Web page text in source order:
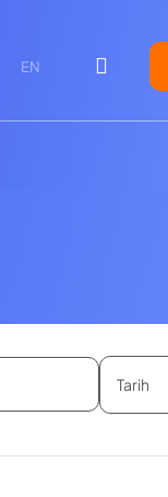
EN